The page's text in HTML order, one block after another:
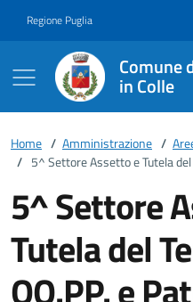
Regione Puglia
Comune
in Colle
Home / Amministrazione /
/ 5^ Settore Assetto e Tutela
5^ Settore
Tutela del